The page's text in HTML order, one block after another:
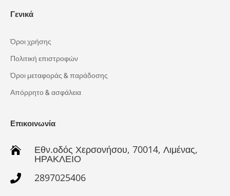
Γενικά
Όροι χρήσης
Πολιτική επιστροφών
Όροι μεταφοράς & παράδοσης
Απόρρητο & ασφάλεια
Επικοινωνία
 Εθν.οδός Χερσονήσου, 70014, Λιμένας,
ΗΡΑΚΛΕΙΟ
 2897025406